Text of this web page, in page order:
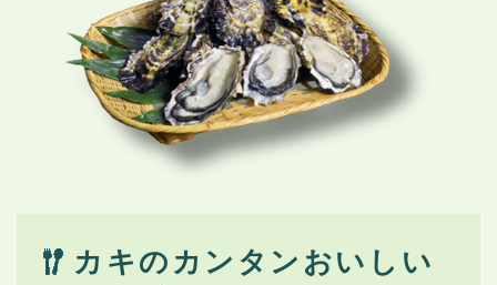
カキのカンタンおいしい